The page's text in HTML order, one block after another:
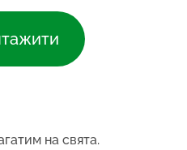
на свята.